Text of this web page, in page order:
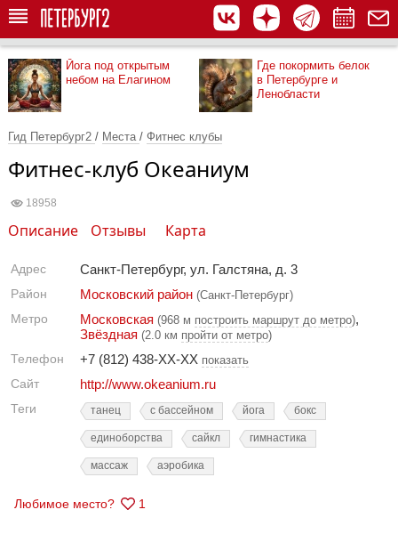
Йога под открытым
небом на Елагином
Где покормить белок
в Петербурге и
Ленобласти
Гид Петербург2 / Места / Фитнес клубы
Фитнес-клуб Океаниум
18958
Описание Отзывы Карта
Адрес Санкт-Петербург, ул. Галстяна, д. 3
Район Московский район (Санкт-Петербург)
Метро Московская (968 м построить маршрут до метро),
Звёздная (2.0 км пройти от метро)
Телефон +7 (812) 438-XX-XX показать
Сайт http://www.okeanium.ru
Теги танец с бассейном йога бокс
единоборства сайкл гимнастика
массаж аэробика
Любимое место? 1